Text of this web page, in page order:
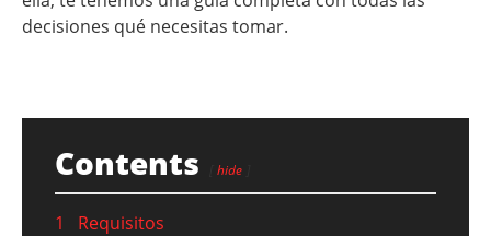
decisiones qué necesitas tomar.
Contents hide
1
Requisitos